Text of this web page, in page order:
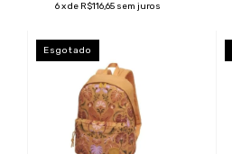
6x de R$116,65 sem juros
Esgotado